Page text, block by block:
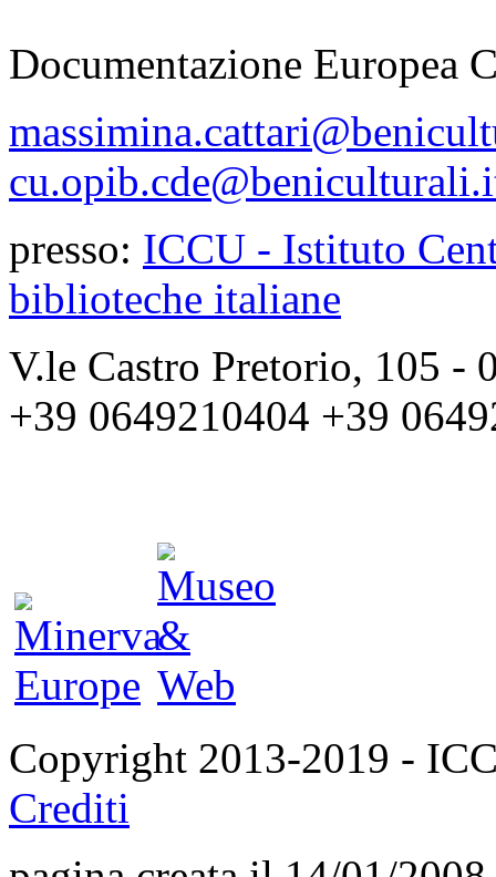
Documentazione Europea
presso: ICCU - Istituto
biblioteche italiane
V.le Castro Pretorio, 105 -
+39 0649210404 +39
Copyright 2013-2019 -
Crediti